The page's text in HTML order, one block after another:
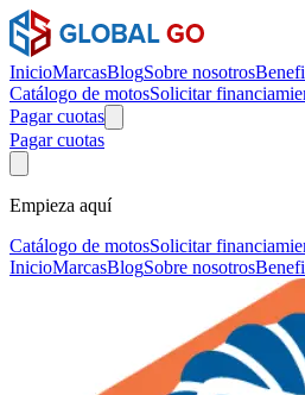
InicioMarcasBlogSobre nosotros
Catálogo de motosSolicitar
Pagar cuotas
Pagar cuotas
Empieza aquí
Catálogo de motosSolicitar
InicioMarcasBlogSobre nosotros